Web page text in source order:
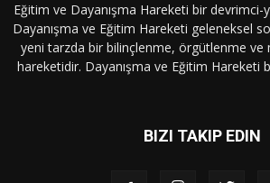
Eğitim ve Dayanışma Hareketi bir
Dayanışma ve Eğitim Hareketi geleneksel
yeni tarzda bir bilinçlenme, örgütlenme ve
hareketidir. Dayanışma ve Eğitim Hareketi
BIZI TAKIP EDIN